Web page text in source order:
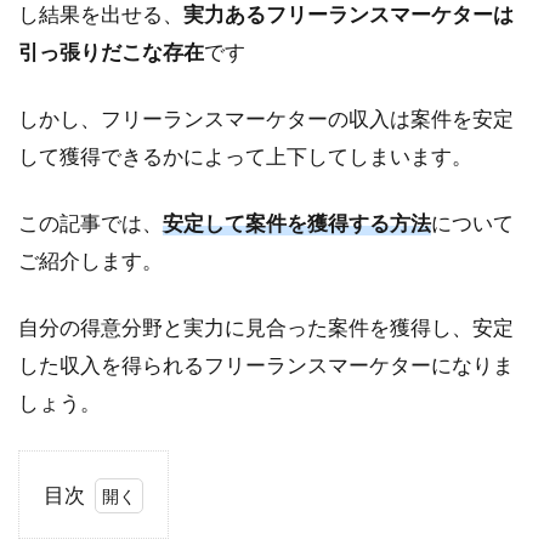
し結果を出せる、 実力あるフリーランスマーケターは
引っ張りだこな存在です
しかし、フリーランスマーケターの収入は案件を安定
して獲得できるかによって上下してしまいます。
この記事では、 安定して案件を獲得する方法について
ご紹介します。
自分の得意分野と実力に見合った案件を獲得し、安定
した収入を得られるフリーランスマーケターになりま
しょう。
目次